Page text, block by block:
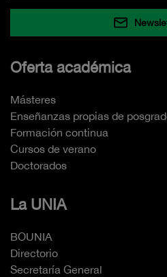
Oferta académica
Másteres
Enseñanzas propias de
Formación continua
Cursos de verano
Doctorados
La UNIA
BOUNIA
Directorio
Secretaría General